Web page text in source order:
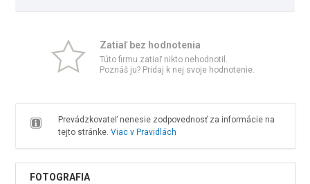
Zatiaľ bez hodnotenia
Túto firmu zatiaľ nikto nehodnotil.
Poznáš ju? Pridaj k nej svoje hodnotenie.
Prevádzkovateľ nenesie zodpovednosť za informácie na
tejto stránke. Viac v Pravidlách
FOTOGRAFIA